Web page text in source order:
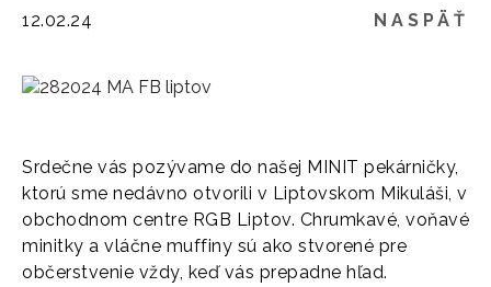
12.02.24 NASPÄŤ
Srdečne vás pozývame do našej MINIT pekárničky,
ktorú sme nedávno otvorili v Liptovskom Mikuláši, v
obchodnom centre RGB Liptov. Chrumkavé, voňavé
minitky a vláčne muffiny sú ako stvorené pre
občerstvenie vždy, keď vás prepadne hľad.